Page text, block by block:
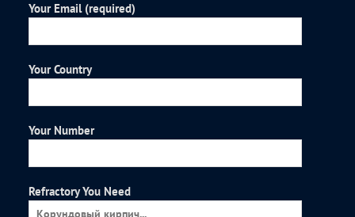
Your Email (required)
Your Country
Your Number
Refractory You Need